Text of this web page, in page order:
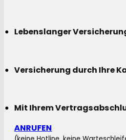
Lebenslanger
Versicherung durch Ihre
Mit Ihrem
ANRUFEN